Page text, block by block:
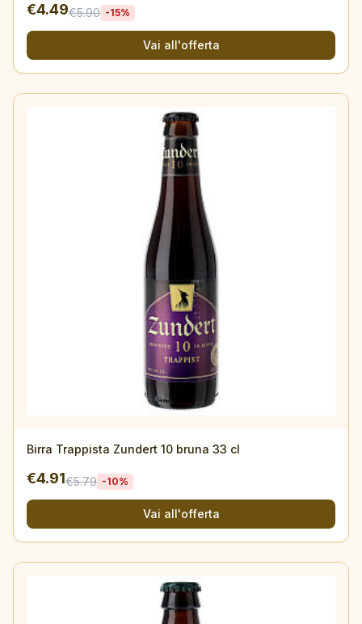
€4.49€5.90 -15%
Vai all'offerta
Birra Trappista Zundert 10 bruna 33 cl
€4.91€5.79 -10%
Vai all'offerta